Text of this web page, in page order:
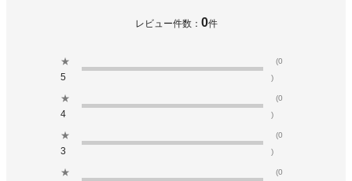
レビュー件数： 0件
★
5
(0
)
★
4
(0
)
★
3
(0
)
★
(0